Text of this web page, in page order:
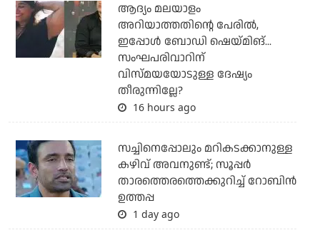
ആദ്യം മലയാളം
അറിയാത്തതിന്റെ പേരില്‍,
ഇപ്പോള്‍ ബോഡി ഷെയ്മിങ്...
സംഘപരിവാറിന്
വിസ്മയയോടുള്ള ദേഷ്യം
തീരുന്നില്ലേ?
16 hours ago
സച്ചിനെപ്പോലും മറികടക്കാനുള്ള
കഴിവ് അവനുണ്ട്; സൂപ്പര്‍
താരത്തെരത്തെക്കുറിച്ച് റോബിന്‍
ഉത്തപ്പ
1 day ago